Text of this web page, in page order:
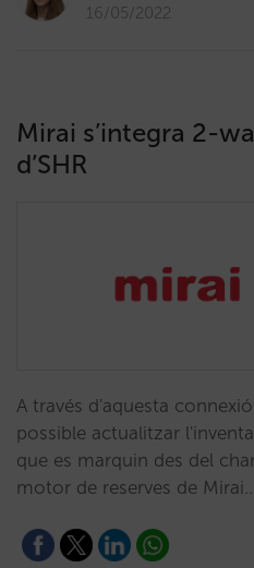
16/05/2022
Mirai s’integra 2-
d’SHR
A través d'aquesta
possible actualitzar
que es marquin des del
motor de reserves de